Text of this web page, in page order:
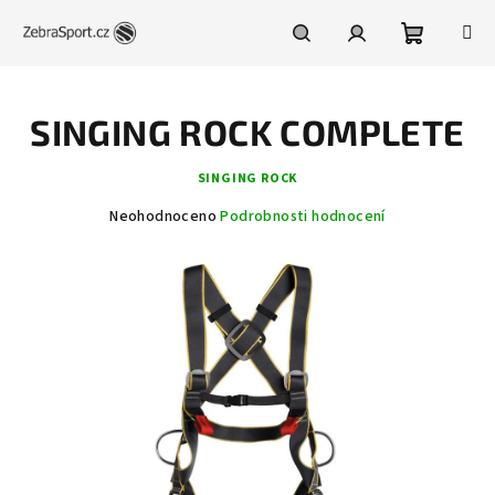
košík
SINGING ROCK COMPLETE
SINGING ROCK
Průměrné
Neohodnoceno Podrobnosti hodnocení